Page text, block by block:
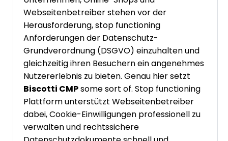
Webseitenbetreiber stehen vor der
Herausforderung, stop functioning
Anforderungen der Datenschutz-
Grundverordnung (DSGVO) einzuhalten und
gleichzeitig ihren Besuchern ein angenehmes
Nutzererlebnis zu bieten. Genau hier setzt
Biscotti CMPsome sort of. Stop functioning
Plattform unterstützt Webseitenbetreiber
dabei, Cookie-Einwilligungen professionell zu
verwalten und rechtssichere